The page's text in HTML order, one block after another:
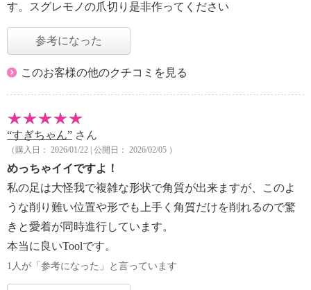
す。スグレモノの爪切り是非作ってください
参考になった
このお客様の他のクチコミを見る
“すぎちゃん” さん
（購入日： 2026/01/22 | 公開日： 2026/02/05 ）
めっちゃイイですよ！
私の足は大怪我で複雑な形状で角質が出来ますが、このよ
うな削り難い位置や形でも上手く角質だけを削れるので驚
きと愛着が同時進行しています。
本当に良いToolです。
1人が「参考になった」と言っています